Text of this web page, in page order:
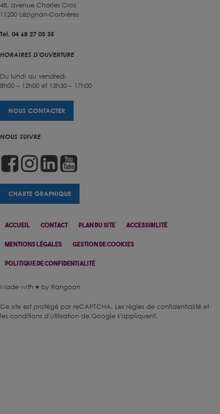
Accueil Contact Plan Du Site Accessibilité
Mentions Légales Gestion De Cookies
Politique De Confidentialité
48, avenue Charles Cros
11200 Lézignan-Corbières
Tel. 04 68 27 03 35
HORAIRES D'OUVERTURE
Du lundi au vendredi
8h00 – 12h00 et 13h30 – 17h00
NOUS CONTACTER
NOUS SUIVRE
CHARTE GRAPHIQUE
Made with ♥ by Rangoon
Ce site est protégé par reCAPTCHA. Les règles de confidentialité et
les conditions d'utilisation de Google s'appliquent.